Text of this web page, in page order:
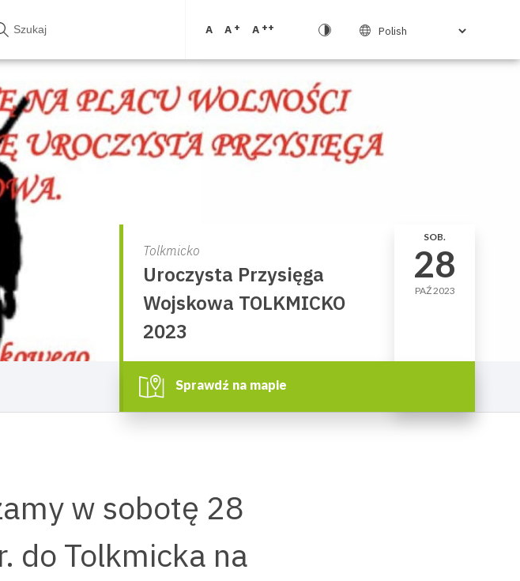
A A + A ++
Tolkmicko
Uroczysta Przysięga
Wojskowa TOLKMICKO
2023
SOB.
28
PAŹ 2023
Sprawdź na mapie
w sobotę 28
do Tolkmicka na